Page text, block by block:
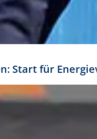
Start für